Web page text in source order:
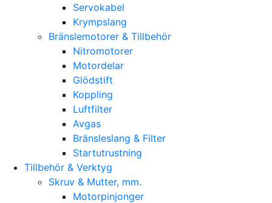
Servokabel
Krympslang
Bränslemotorer & Tillbehör
Nitromotorer
Motordelar
Glödstift
Koppling
Luftfilter
Avgas
Bränsleslang & Filter
Startutrustning
Tillbehör & Verktyg
Skruv & Mutter, mm.
Motorpinjonger